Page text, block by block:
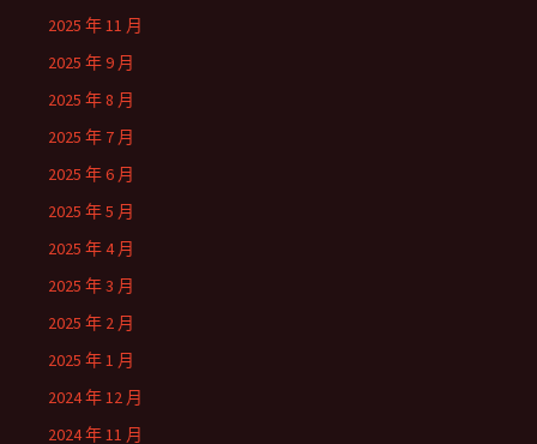
2025 年 11 月
2025 年 9 月
2025 年 8 月
2025 年 7 月
2025 年 6 月
2025 年 5 月
2025 年 4 月
2025 年 3 月
2025 年 2 月
2025 年 1 月
2024 年 12 月
2024 年 11 月